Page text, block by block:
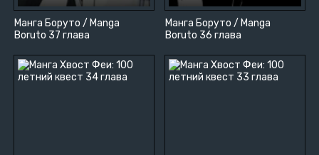
Манга Боруто / Manga
Boruto 37 глава
Манга Боруто / Manga
Boruto 36 глава